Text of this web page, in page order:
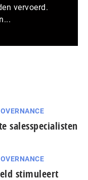
vervoerd.
salesspecialisten
stimuleert